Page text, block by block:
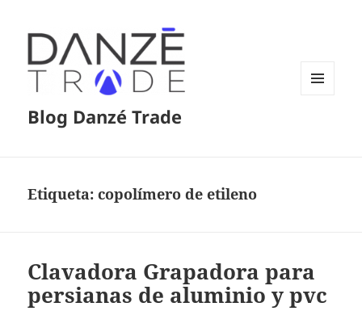
Blog Danzé Trade
Etiqueta:copolímero de etileno
Clavadora Grapadora para
persianas de aluminio y pvc